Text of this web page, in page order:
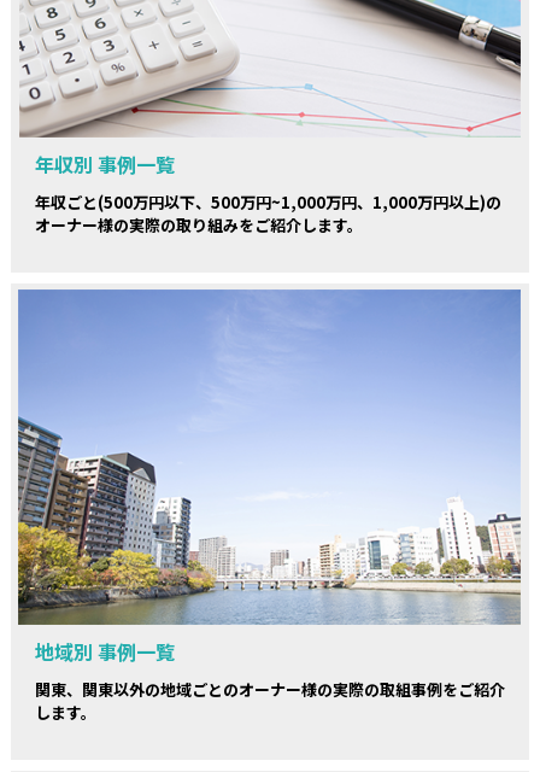
年収別 事例一覧
年収ごと(500万円以下、500万円~1,000万円、1,000万円以上)の
オーナー様の実際の取り組みをご紹介します。
地域別 事例一覧
関東、関東以外の地域ごとのオーナー様の実際の取組事例をご紹介
します。